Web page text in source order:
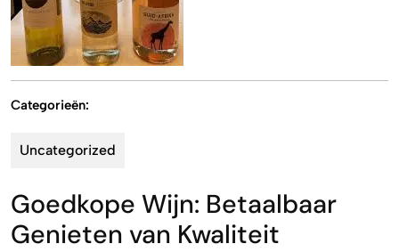
Categorieën:
Uncategorized
Goedkope Wijn: Betaalbaar
Genieten van Kwaliteit